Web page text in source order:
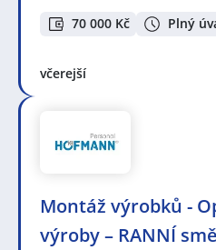
70 000 Kč Plný
včerejší
Montáž výrobků -
výroby – RANNÍ